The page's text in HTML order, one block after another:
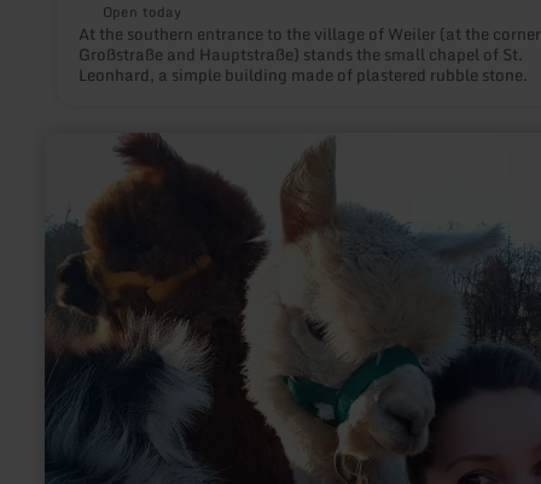
Open today
At the southern entrance to the village of Weiler (at the
Großstraße and Hauptstraße) stands the small chapel of St.
Leonhard, a simple building made of plastered rubble stone.
Alpakas
&amp;
Lamas
am
Nürburgring